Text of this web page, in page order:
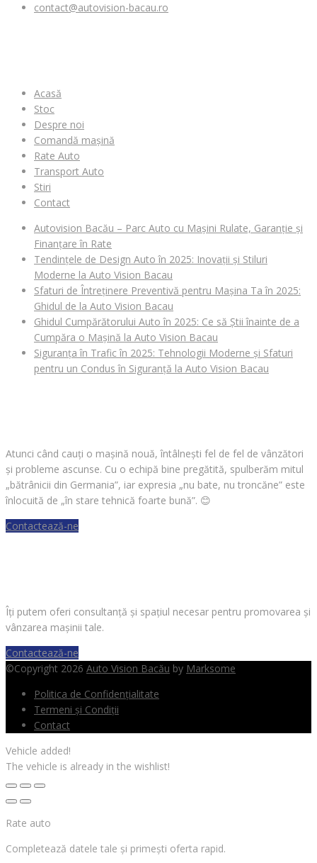
contact@autovision-bacau.ro
Acasă
Stoc
Despre noi
Comandă mașină
Rate Auto
Transport Auto
Stiri
Contact
Autovision Bacău – Parc Auto cu Mașini Rulate, Garanție și
Finanțare în Rate
Tendințele de Design Auto în 2025: Inovații și Stiluri
Moderne la Auto Vision Bacau
Sfaturi de Întreținere Preventivă pentru Mașina Ta în 2025:
Ghidul de la Auto Vision Bacau
Ghidul Cumpărătorului Auto în 2025: Ce să Știi înainte de a
Cumpăra o Mașină la Auto Vision Bacau
Siguranța în Trafic în 2025: Tehnologii Moderne și Sfaturi
pentru un Condus în Siguranță la Auto Vision Bacau
Atunci când cauți o mașină nouă, întâlnești fel de fel de vânzători
și probleme ascunse. Cu o echipă bine pregătită, spulberăm mitul
„bătrânicii din Germania”, iar expresia „nu bate, nu troncăne” este
înlocuită de „în stare tehnică foarte bună”. 😊
Contactează-ne
Îți putem oferi consultanță și spațiul necesar pentru promovarea și
vânzarea mașinii tale.
Contactează-ne
©Copyright 2026 Auto Vision Bacău by Marksome
Politica de Confidențialitate
Termeni și Condiții
Contact
Vehicle added!
The vehicle is already in the wishlist!
Rate auto
Completează datele tale și primești oferta rapid.